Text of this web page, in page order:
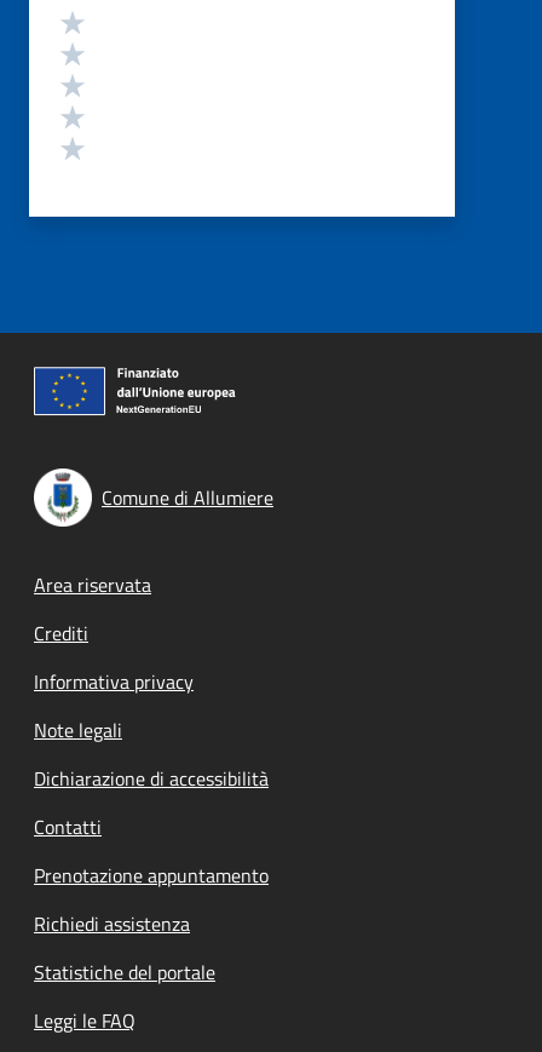
Valutazione
Comune di Allumiere
Footer menu
Area riservata
Crediti
Informativa privacy
Note legali
Dichiarazione di accessibilità
Contatti
Prenotazione appuntamento
Richiedi assistenza
Statistiche del portale
Leggi le FAQ